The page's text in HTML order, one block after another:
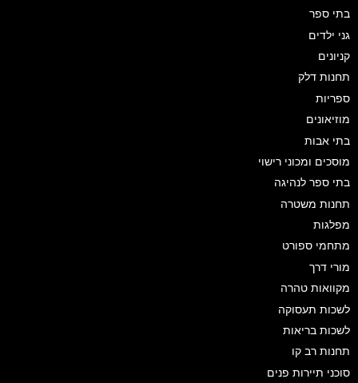
בתי ספר
גני ילדים
קניונים
תחנות דלק
ספריות
מוזיאונים
בתי אבות
מוסכים ומכוני רישוי
בתי ספר לנהיגה
תחנות משטרה
מפלגות
מתחמי ספורט
מורי דרך
מקוואות טהרה
לשכות תעסוקה
לשכות בריאות
תחנות רב קו
סוכני תיירות פנים